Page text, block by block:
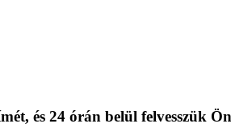
és 24 órán belül felvesszük